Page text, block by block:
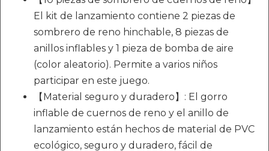
El kit de lanzamiento contiene 2 piezas de
sombrero de reno hinchable, 8 piezas de
anillos inflables y 1 pieza de bomba de aire
(color aleatorio). Permite a varios niños
participar en este juego.
【Material seguro y duradero】: El gorro
inflable de cuernos de reno y el anillo de
lanzamiento están hechos de material de PVC
ecológico, seguro y duradero, fácil de